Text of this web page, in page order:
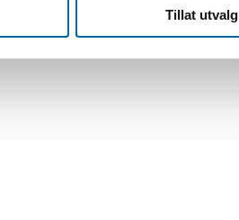
Tillat utvalg